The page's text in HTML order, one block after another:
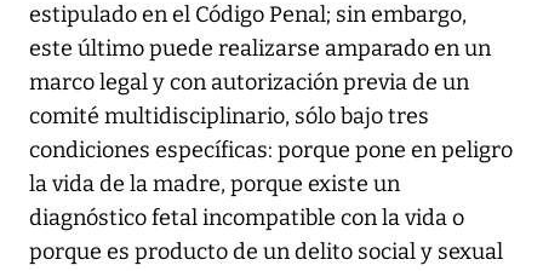
estipulado en el Código Penal; sin embargo,
este último puede realizarse amparado en un
marco legal y con autorización previa de un
comité multidisciplinario, sólo bajo tres
condiciones específicas: porque pone en peligro
la vida de la madre, porque existe un
diagnóstico fetal incompatible con la vida o
porque es producto de un delito social y sexual